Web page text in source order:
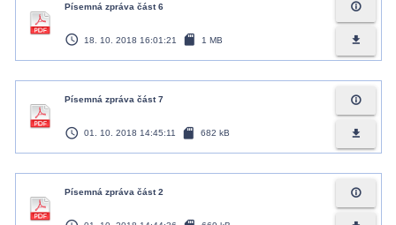
Písemná zpráva část 6
access_time 18. 10. 2018 16:01:21 sd_card 1 MB
info_outline
file_download
Písemná zpráva část 7
access_time 01. 10. 2018 14:45:11 sd_card 682 kB
info_outline
file_download
Písemná zpráva část 2 info_outline